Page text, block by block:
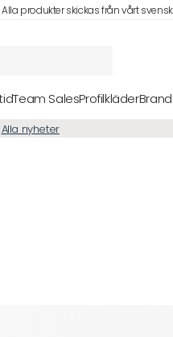
produkter skickas från vårt
Team SalesProfilkläder
Alla nyheter